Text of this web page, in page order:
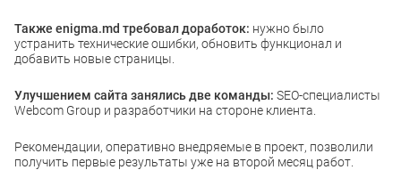
Также enigma.md требовал доработок: нужно было
устранить технические ошибки, обновить функционал и
добавить новые страницы.
Улучшением сайта занялись две команды: SEO-специалисты
Webcom Group и разработчики на стороне клиента.
Рекомендации, оперативно внедряемые в проект, позволили
получить первые результаты уже на второй месяц работ.